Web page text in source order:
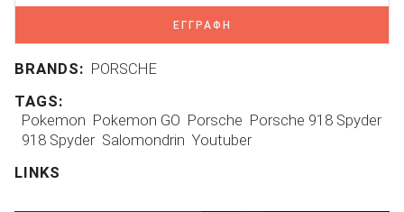
ΕΓΓΡΑΦΗ
BRANDS: PORSCHE
TAGS:
Pokemon Pokemon GO Porsche Porsche 918 Spyder
918 Spyder Salomondrin Youtuber
LINKS